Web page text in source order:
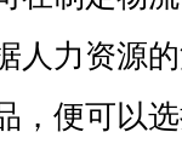
人力资源
，便可以